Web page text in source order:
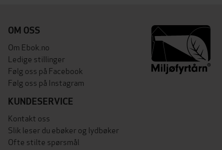
OM OSS
Om Ebok.no
Ledige stillinger
Følg oss på Facebook
Følg oss på Instagram
KUNDESERVICE
Kontakt oss
Slik leser du ebøker og lydbøker
Ofte stilte spørsmål